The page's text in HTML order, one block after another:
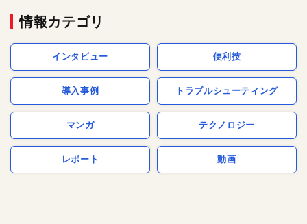
情報カテゴリ
インタビュー 便利技
導入事例 トラブルシューティング
マンガ テクノロジー
レポート 動画